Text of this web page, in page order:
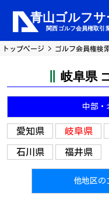
トップページ ゴルフ会員権検
岐阜県
中部・
愛知県 岐阜県
石川県 福井県
他地区の